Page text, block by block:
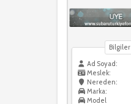
Bilgiler
Ad Soyad:
Meslek:
Nereden:
Marka:
Model